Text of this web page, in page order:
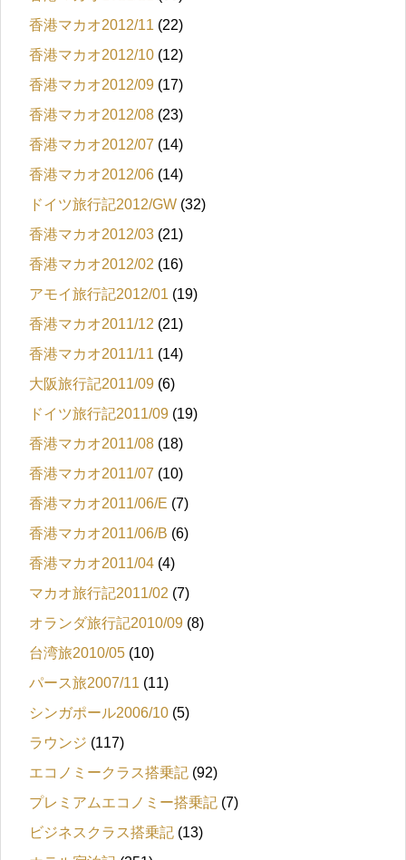
香港マカオ2012/11 (22)
香港マカオ2012/10 (12)
香港マカオ2012/09 (17)
香港マカオ2012/08 (23)
香港マカオ2012/07 (14)
香港マカオ2012/06 (14)
ドイツ旅行記2012/GW (32)
香港マカオ2012/03 (21)
香港マカオ2012/02 (16)
アモイ旅行記2012/01 (19)
香港マカオ2011/12 (21)
香港マカオ2011/11 (14)
大阪旅行記2011/09 (6)
ドイツ旅行記2011/09 (19)
香港マカオ2011/08 (18)
香港マカオ2011/07 (10)
香港マカオ2011/06/E (7)
香港マカオ2011/06/B (6)
香港マカオ2011/04 (4)
マカオ旅行記2011/02 (7)
オランダ旅行記2010/09 (8)
台湾旅2010/05 (10)
パース旅2007/11 (11)
シンガポール2006/10 (5)
ラウンジ (117)
エコノミークラス搭乗記 (92)
プレミアムエコノミー搭乗記 (7)
ビジネスクラス搭乗記 (13)